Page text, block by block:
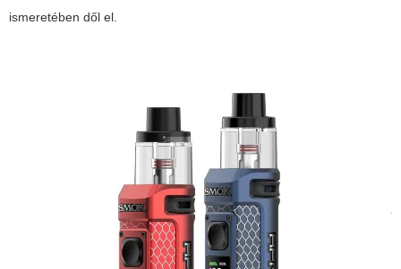
ismeretében dől el.